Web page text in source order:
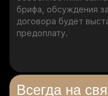
брифа, обсуждения
договора будет
предоплату.
Всегда на